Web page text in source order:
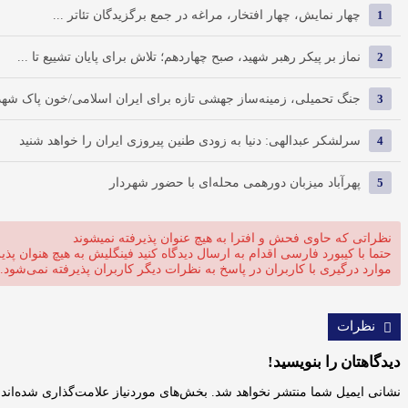
1 چهار نمایش، چهار افتخار، مراغه در جمع برگزیدگان تئاتر ...
2 نماز بر پیکر رهبر شهید، صبح چهاردهم؛ تلاش برای پایان تشییع تا ...
3 جنگ تحمیلی، زمینه‌ساز جهشی تازه برای ایران اسلامی/خون پاک
4 سرلشکر عبدالهی: دنیا به زودی طنین پیروزی ایران را خواهد شنید
5 پهرآباد میزبان دورهمی محله‌ای با حضور شهردار
نظراتی که حاوی فحش و افترا به هیچ عنوان پذیرفته نمیشوند
حتما با کیبورد فارسی اقدام به ارسال دیدگاه کنید فینگلیش به هیچ هنوان
موارد درگیری با کاربران در پاسخ به نظرات دیگر کاربران پذیرفته نمی‌شود.
نظرات
دیدگاهتان را بنویسید!
نشانی ایمیل شما منتشر نخواهد شد. بخش‌های موردنیاز علامت‌گذاری شده‌اند